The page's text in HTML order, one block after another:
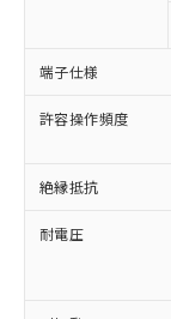
端子仕様
許容操作頻度
絶縁抵抗
耐電圧
(
記
準
非含有
非該当品
害物質
仕入先様
いたも
むを得
鉛(Pb)
六価クロ
類(PBB)
(PBDE)
※1 中
「○」
基準値以
「×」：
基準値
「－」
い合わせ
*中国
Pb(鉛)
Cr(Ⅵ)(六価
可